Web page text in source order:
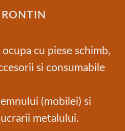
RONTIN
ocupa cu piese schimb,
si consumabile
(mobilei) si
metalului.